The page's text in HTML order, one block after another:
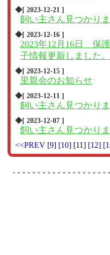
◆[ 2023-12-21 ]
飼い主さん見つかり
◆[ 2023-12-16 ]
2023年12月16日 保
子情報更新しました。
◆[ 2023-12-15 ]
里親会のお知らせ
◆[ 2023-12-11 ]
飼い主さん見つかり
◆[ 2023-12-07 ]
飼い主さん見つかり
<<PREV [9] [10] [11] [12]